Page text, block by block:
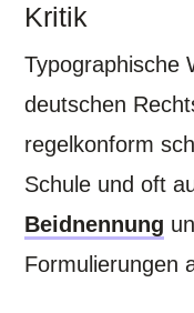
Kritik
Typographische
deutschen
regelkonform
Schule und oft
Beidnennung
Formulierungen